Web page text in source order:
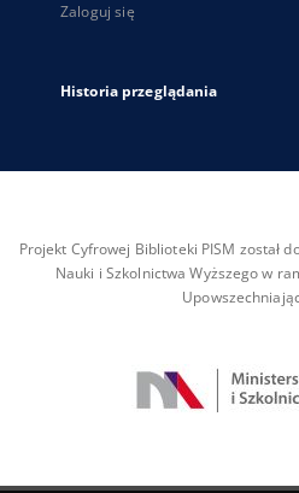
Zaloguj się
Historia przeglądania
Projekt Cyfrowej Biblioteki PISM został
Nauki i Szkolnictwa Wyższego w